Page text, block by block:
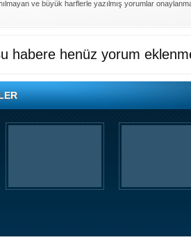
ve büyük harflerle yazılmış yorumlar
habere henüz yorum